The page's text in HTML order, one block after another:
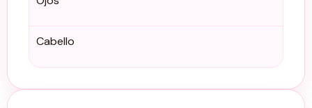
Cabello